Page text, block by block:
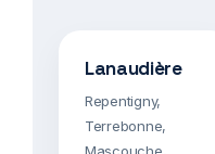
Lanaudière
Repentigny,
Terrebonne,